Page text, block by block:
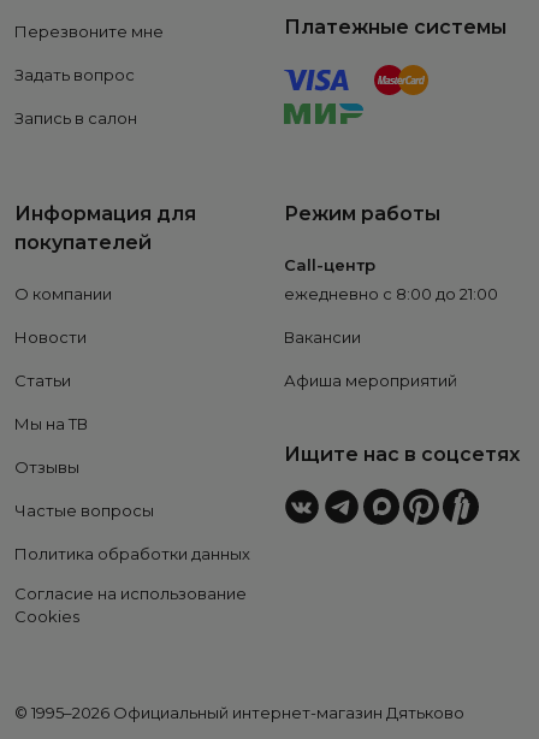
Перезвоните мне
Задать вопрос
Запись в салон
Платежные системы
Информация для
покупателей
О компании
Новости
Статьи
Мы на ТВ
Отзывы
Частые вопросы
Политика обработки данных
Согласие на использование
Cookies
Режим работы
Call-центр
ежедневно с 8:00 до 21:00
Вакансии
Афиша мероприятий
Ищите нас в соцсетях
© 1995–2026 Официальный интернет-магазин Дятьково